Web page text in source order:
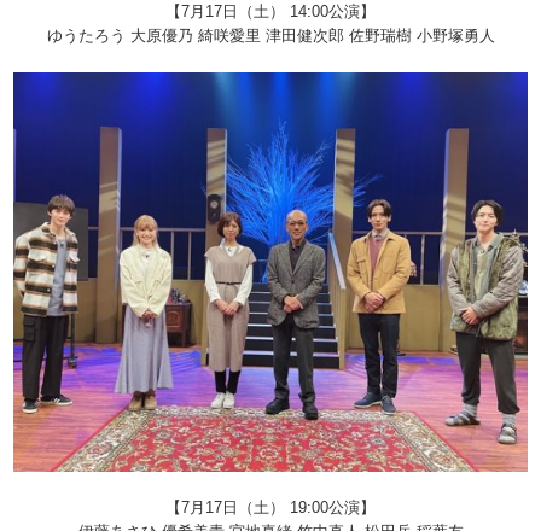
【7月17日（土） 14:00公演】
ゆうたろう 大原優乃 綺咲愛里 津田健次郎 佐野瑞樹 小野塚勇人
【7月17日（土） 19:00公演】